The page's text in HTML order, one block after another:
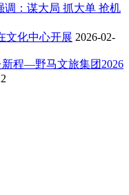
调：谋大局 抓大单 抢机
文化中心开展 2026-02-
程—野马文旅集团2026